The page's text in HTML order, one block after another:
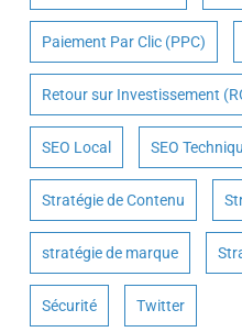
Paiement Par Clic (PPC)
Retour sur Investissement
SEO Local SEO
Stratégie de Contenu
stratégie de marque
Sécurité Twitter